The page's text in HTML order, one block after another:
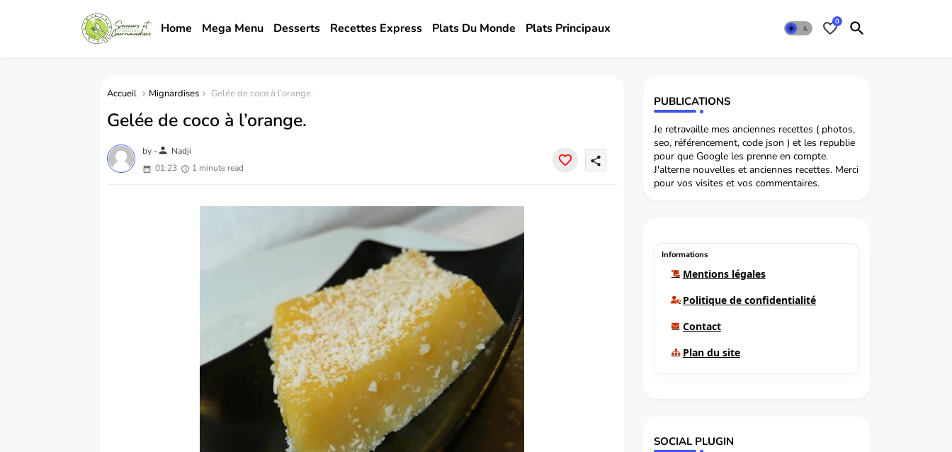
Home Mega Menu Desserts Recettes Express Plats Du Monde Plats Principaux 0
Accueil Mignardises Gelée de coco à l’orange.
Gelée de coco à l’orange.
by -person Nadji
01:23
1 minute read
share
PUBLICATIONS
Je retravaille mes anciennes recettes ( photos,
seo, référencement, code json ) et les republie
pour que Google les prenne en compte.
J'alterne nouvelles et anciennes recettes. Merci
pour vos visites et vos commentaires.
Informations
Mentions légales
Politique de confidentialité
Contact
Plan du site
SOCIAL PLUGIN